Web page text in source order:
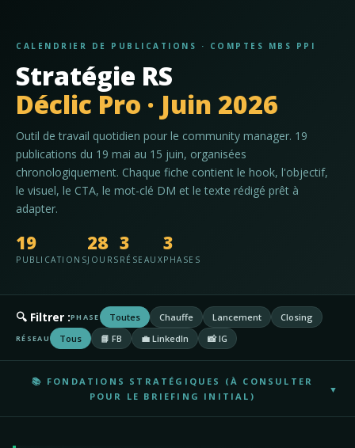
CALENDRIER DE PUBLICATIONS · COMPTES MBS PPI
Stratégie RS
Déclic Pro · Juin 2026
Outil de travail quotidien pour le community manager. 19
publications du 19 mai au 15 juin, organisées
chronologiquement. Chaque fiche contient le hook, l'objectif,
le visuel, le CTA, le mot-clé DM et le texte rédigé prêt à
adapter.
19
PUBLICATIONS
28
JOURS
3
RÉSEAUX
3
PHASES
🔍 Filtrer :PHASE Toutes Chauffe Lancement Closing
RÉSEAU Tous 📘 FB 💼 LinkedIn 📸 IG
📚 FONDATIONS STRATÉGIQUES (À CONSULTER
POUR LE BRIEFING INITIAL)
▼